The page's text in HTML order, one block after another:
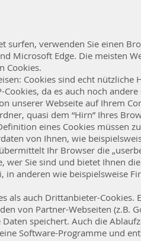
surfen, verwenden Sie einen
Microsoft Edge. Die meisten
Cookies.
Cookies sind echt nützliche
Cookies, da es auch noch
unserer Webseite auf Ihrem
quasi dem “Hirn” Ihres
eines Cookies müssen
von Ihnen, wie
Ihr Browser die
wer Sie sind und bietet Ihnen
in anderen wie beispielsweise
als auch Drittanbieter-
von Partner-Webseiten (z.B.
speichert. Auch die
Software-Programme und